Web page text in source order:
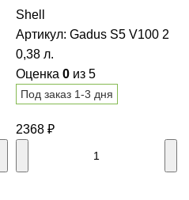
Shell
Артикул: Gadus S5 V100 2
0,38 л.
Оценка 0 из 5
Под заказ 1-3 дня
2368 ₽